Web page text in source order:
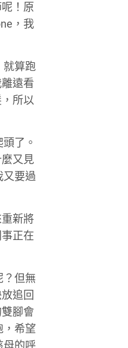
！原
，我
就算跑
遠看
所以
了。
又見
又要過
新將
正在
？但無
追回
腳會
，希望
母的呼